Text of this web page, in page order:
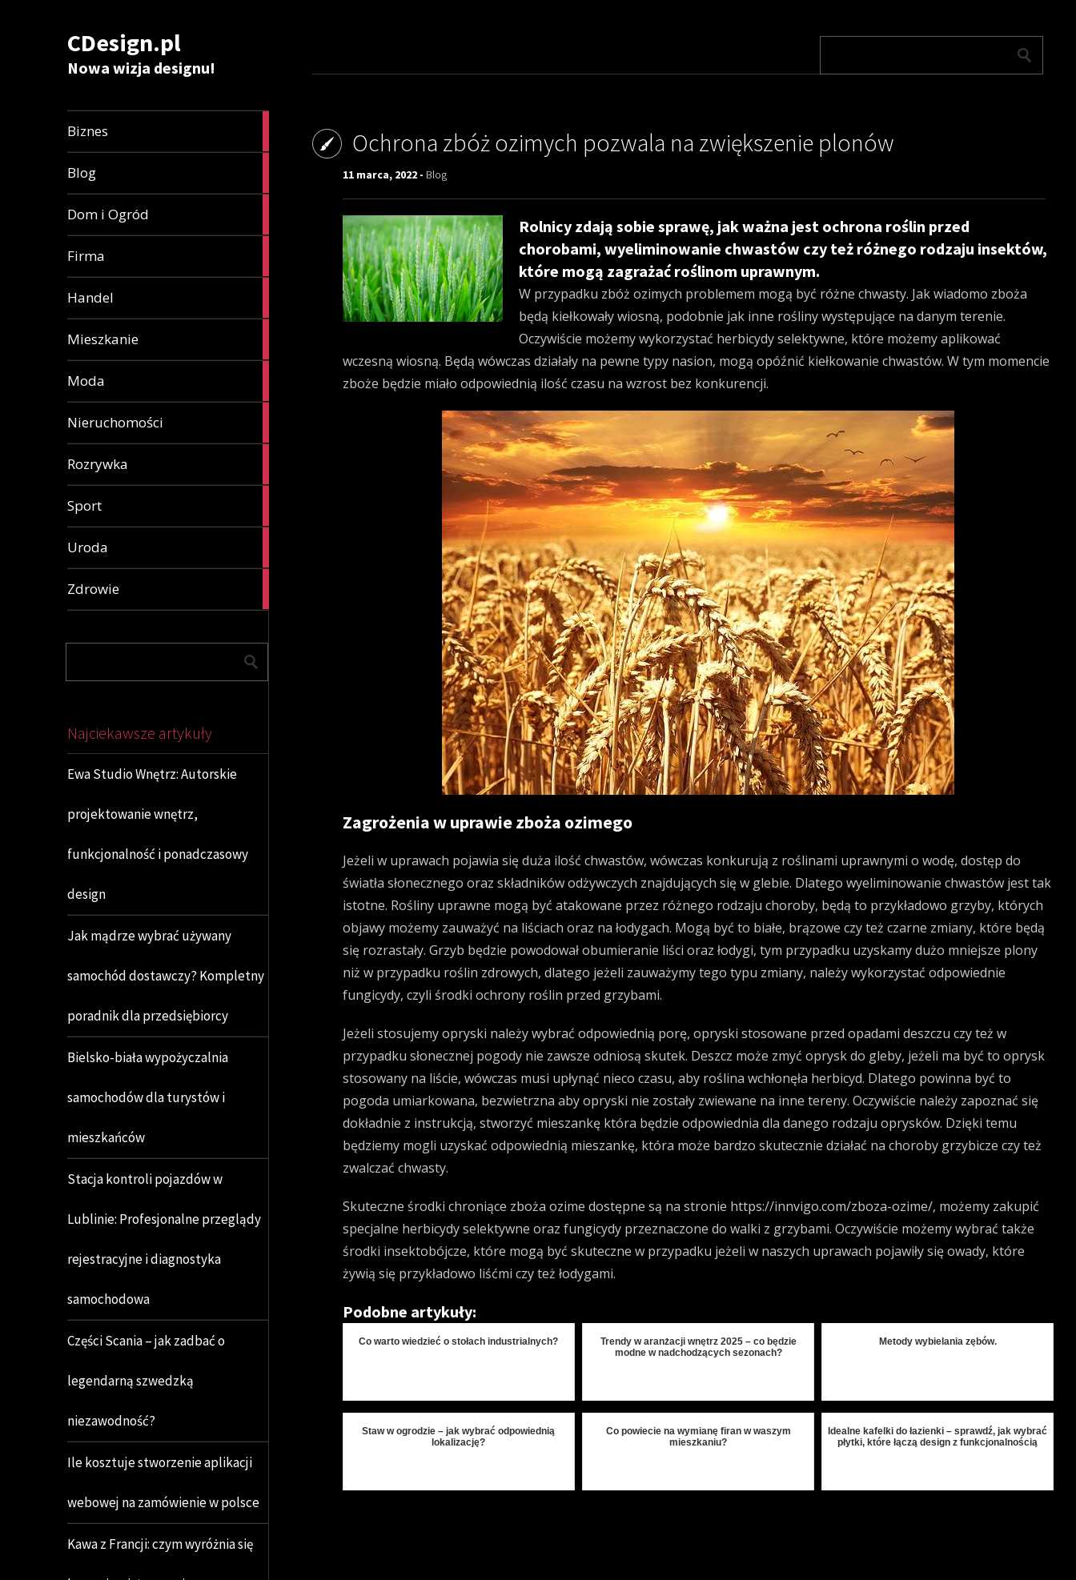
CDesign.pl
Nowa wizja designu!
Biznes
Blog
Dom i Ogród
Firma
Handel
Mieszkanie
Moda
Nieruchomości
Rozrywka
Sport
Uroda
Zdrowie
Najciekawsze artykuły
Ewa Studio Wnętrz: Autorskie
projektowanie wnętrz,
funkcjonalność i ponadczasowy
design
Jak mądrze wybrać używany
samochód dostawczy? Kompletny
poradnik dla przedsiębiorcy
Bielsko-biała wypożyczalnia
samochodów dla turystów i
mieszkańców
Stacja kontroli pojazdów w
Lublinie: Profesjonalne przeglądy
rejestracyjne i diagnostyka
samochodowa
Części Scania – jak zadbać o
legendarną szwedzką
niezawodność?
Ile kosztuje stworzenie aplikacji
webowej na zamówienie w polsce
Kawa z Francji: czym wyróżnia się
Ochrona zbóż ozimych pozwala na zwiększenie plonów
11 marca, 2022 - Blog
Rolnicy zdają sobie sprawę, jak ważna jest ochrona roślin przed
chorobami, wyeliminowanie chwastów czy też różnego rodzaju insektów,
które mogą zagrażać roślinom uprawnym.
W przypadku zbóż ozimych problemem mogą być różne chwasty. Jak wiadomo zboża
będą kiełkowały wiosną, podobnie jak inne rośliny występujące na danym terenie.
Oczywiście możemy wykorzystać herbicydy selektywne, które możemy aplikować
wczesną wiosną. Będą wówczas działały na pewne typy nasion, mogą opóźnić kiełkowanie chwastów. W tym momencie
zboże będzie miało odpowiednią ilość czasu na wzrost bez konkurencji.
Zagrożenia w uprawie zboża ozimego
Jeżeli w uprawach pojawia się duża ilość chwastów, wówczas konkurują z roślinami uprawnymi o wodę, dostęp do
światła słonecznego oraz składników odżywczych znajdujących się w glebie. Dlatego wyeliminowanie chwastów jest tak
istotne. Rośliny uprawne mogą być atakowane przez różnego rodzaju choroby, będą to przykładowo grzyby, których
objawy możemy zauważyć na liściach oraz na łodygach. Mogą być to białe, brązowe czy też czarne zmiany, które będą
się rozrastały. Grzyb będzie powodował obumieranie liści oraz łodygi, tym przypadku uzyskamy dużo mniejsze plony
niż w przypadku roślin zdrowych, dlatego jeżeli zauważymy tego typu zmiany, należy wykorzystać odpowiednie
fungicydy, czyli środki ochrony roślin przed grzybami.
Jeżeli stosujemy opryski należy wybrać odpowiednią porę, opryski stosowane przed opadami deszczu czy też w
przypadku słonecznej pogody nie zawsze odniosą skutek. Deszcz może zmyć oprysk do gleby, jeżeli ma być to oprysk
stosowany na liście, wówczas musi upłynąć nieco czasu, aby roślina wchłonęła herbicyd. Dlatego powinna być to
pogoda umiarkowana, bezwietrzna aby opryski nie zostały zwiewane na inne tereny. Oczywiście należy zapoznać się
dokładnie z instrukcją, stworzyć mieszankę która będzie odpowiednia dla danego rodzaju oprysków. Dzięki temu
będziemy mogli uzyskać odpowiednią mieszankę, która może bardzo skutecznie działać na choroby grzybicze czy też
zwalczać chwasty.
Skuteczne środki chroniące zboża ozime dostępne są na stronie https://innvigo.com/zboza-ozime/, możemy zakupić
specjalne herbicydy selektywne oraz fungicydy przeznaczone do walki z grzybami. Oczywiście możemy wybrać także
środki insektobójcze, które mogą być skuteczne w przypadku jeżeli w naszych uprawach pojawiły się owady, które
żywią się przykładowo liśćmi czy też łodygami.
Podobne artykuły:
Co warto wiedzieć o stołach industrialnych?
Trendy w aranżacji wnętrz 2025 – co będzie
modne w nadchodzących sezonach?
Metody wybielania zębów.
Staw w ogrodzie – jak wybrać odpowiednią
lokalizację?
Co powiecie na wymianę firan w waszym
mieszkaniu?
Idealne kafelki do łazienki – sprawdź, jak wybrać
płytki, które łączą design z funkcjonalnością